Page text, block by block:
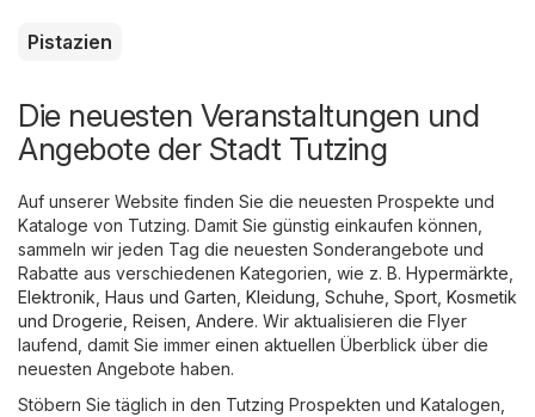
Pistazien
Die neuesten Veranstaltungen und
Angebote der Stadt Tutzing
Auf unserer Website finden Sie die neuesten Prospekte und
Kataloge von Tutzing. Damit Sie günstig einkaufen können,
sammeln wir jeden Tag die neuesten Sonderangebote und
Rabatte aus verschiedenen Kategorien, wie z. B. Hypermärkte
Elektronik Haus und Garten Kleidung, Schuhe, Sport Kosmetik
und Drogerie Reisen Andere. Wir aktualisieren die Flyer
laufend, damit Sie immer einen aktuellen Überblick über die
neuesten Angebote haben.
Stöbern Sie täglich in den Tutzing Prospekten und Katalogen,